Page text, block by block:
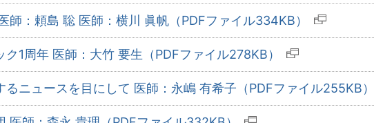
師：頼島 聡 医師：横川 眞帆（PDFファイル334KB）
ク1周年 医師：大竹 要生（PDFファイル278KB）
るニュースを目にして 医師：永嶋 有希子（PDFファイル255KB）